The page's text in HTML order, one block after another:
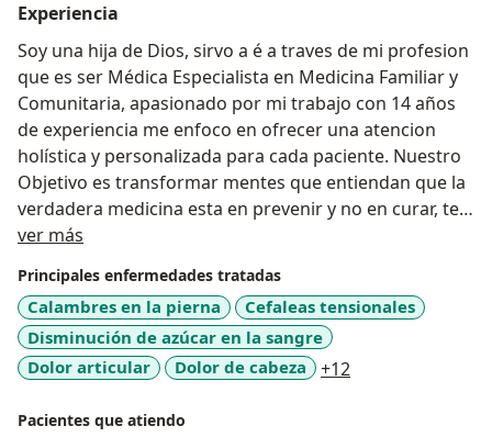
Experiencia
Soy una hija de Dios, sirvo a é a traves de mi profesion
que es ser Médica Especialista en Medicina Familiar y
Comunitaria, apasionado por mi trabajo con 14 años
de experiencia me enfoco en ofrecer una atencion
holística y personalizada para cada paciente. Nuestro
Objetivo es transformar mentes que entiendan que la
verdadera medicina esta en prevenir y no en curar, te
acompaño en la trasnformación de tu salud y cambios
Experiencia y Formación:
- Médica Especialista en Medicina Familiar y
- Diplomados en Medicina Alternativa Sueroterapia
ver más
Principales enfermedades tratadas
Calambres en la pierna
Cefaleas tensionales
Disminución de azúcar en la sangre
Dolor articular
Dolor de cabeza +12
Pacientes que atiendo